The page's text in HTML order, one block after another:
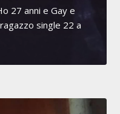
27 anni e Gay e
single 22 a